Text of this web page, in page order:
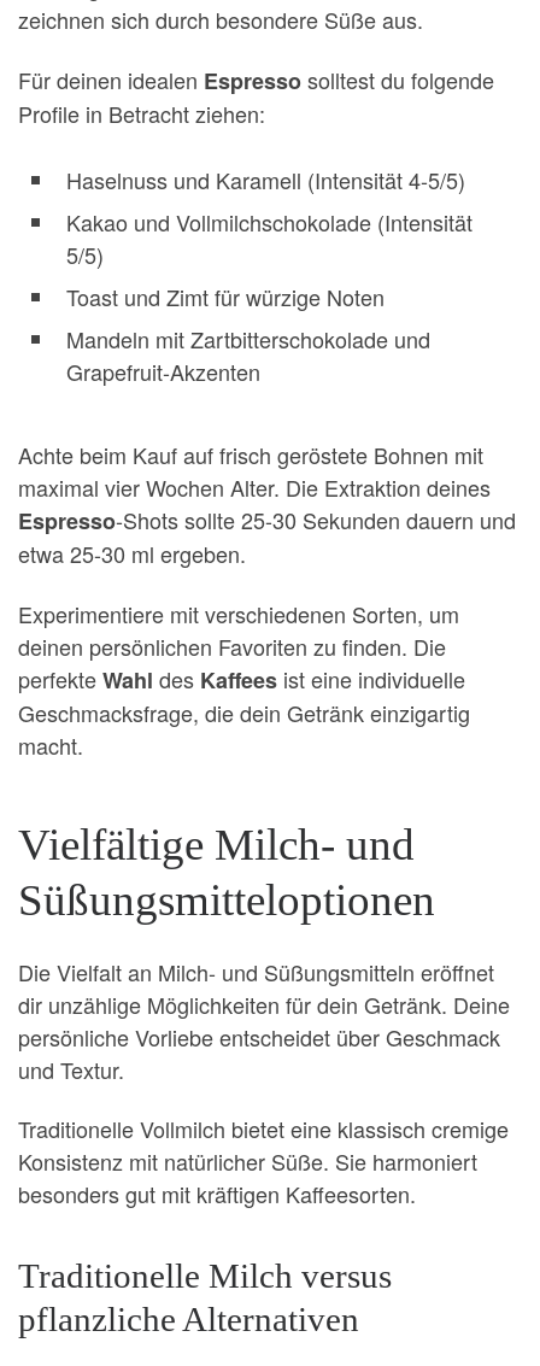
zeichnen sich durch besondere Süße aus.
Für deinen idealen Espressosolltest du folgende
Profile in Betracht ziehen:
Haselnuss und Karamell (Intensität 4-5/5)
Kakao und Vollmilchschokolade (Intensität
5/5)
Toast und Zimt für würzige Noten
Mandeln mit Zartbitterschokolade und
Grapefruit-Akzenten
Achte beim Kauf auf frisch geröstete Bohnen mit
maximal vier Wochen Alter. Die Extraktion deines
Espresso-Shots sollte 25-30 Sekunden dauern und
etwa 25-30 ml ergeben.
Experimentiere mit verschiedenen Sorten, um
deinen persönlichen Favoriten zu finden. Die
perfekteWahl des Kaffees ist eine individuelle
Geschmacksfrage, die dein Getränk einzigartig
macht.
Vielfältige Milch- und
Süßungsmitteloptionen
Die Vielfalt an Milch- und Süßungsmitteln eröffnet
dir unzählige Möglichkeiten für dein Getränk. Deine
persönliche Vorliebe entscheidet über Geschmack
und Textur.
Traditionelle Vollmilch bietet eine klassisch cremige
Konsistenz mit natürlicher Süße. Sie harmoniert
besonders gut mit kräftigen Kaffeesorten.
Traditionelle Milch versus
pflanzliche Alternativen